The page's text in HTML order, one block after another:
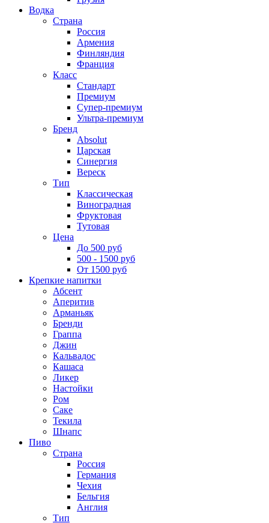
Водка
Страна
Россия
Армения
Финляндия
Франция
Класс
Стандарт
Премиум
Супер-премиум
Ультра-премиум
Бренд
Absolut
Царская
Синергия
Вереск
Тип
Классическая
Виноградная
Фруктовая
Тутовая
Цена
До 500 руб
500 - 1500 руб
От 1500 руб
Крепкие напитки
Абсент
Аперитив
Арманьяк
Бренди
Граппа
Джин
Кальвадос
Кашаса
Ликер
Настойки
Ром
Саке
Текила
Шнапс
Пиво
Страна
Россия
Германия
Чехия
Бельгия
Англия
Тип